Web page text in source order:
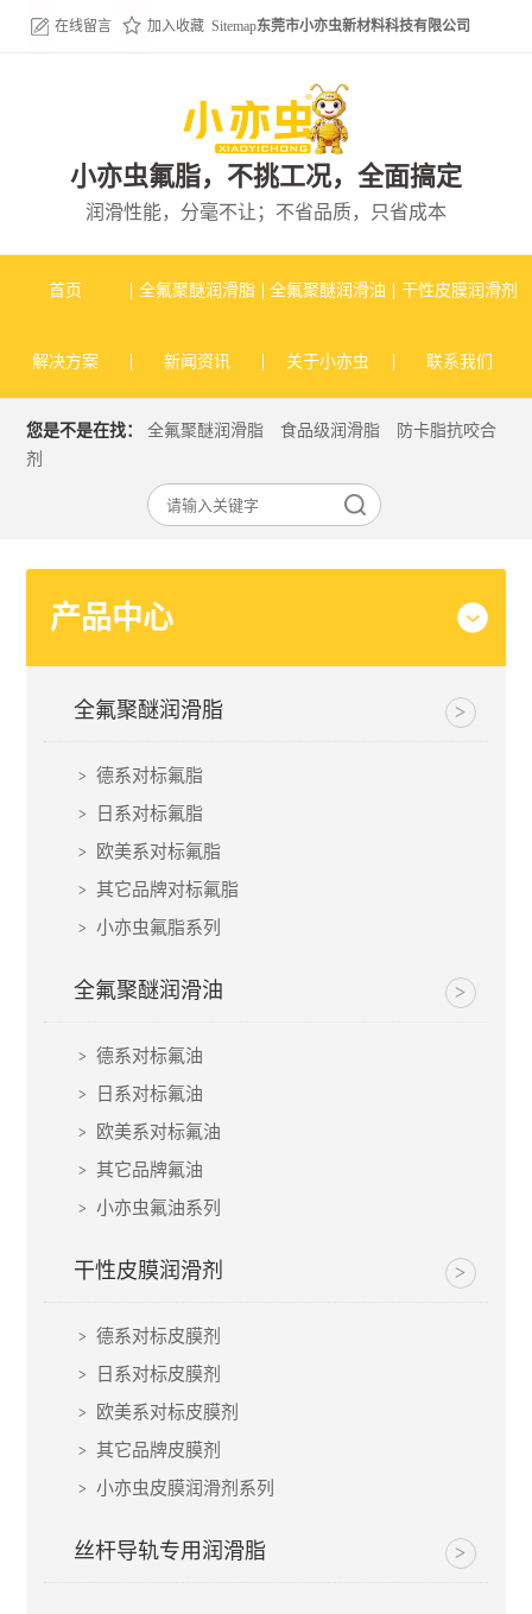
在线留言 加入收藏 Sitemap东莞市小亦虫新材料科技有限公司
小亦虫氟脂，不挑工况，全面搞定
润滑性能，分毫不让；不省品质，只省成本
首页 全氟聚醚润滑脂 全氟聚醚润滑油 干性皮膜润滑剂
解决方案 新闻资讯 关于小亦虫 联系我们
您是不是在找：全氟聚醚润滑脂 食品级润滑脂
防卡脂抗咬合
剂
产品中心
全氟聚醚润滑脂
德系对标氟脂
日系对标氟脂
欧美系对标氟脂
其它品牌对标氟脂
小亦虫氟脂系列
全氟聚醚润滑油
德系对标氟油
日系对标氟油
欧美系对标氟油
其它品牌氟油
小亦虫氟油系列
干性皮膜润滑剂
德系对标皮膜剂
日系对标皮膜剂
欧美系对标皮膜剂
其它品牌皮膜剂
小亦虫皮膜润滑剂系列
丝杆导轨专用润滑脂